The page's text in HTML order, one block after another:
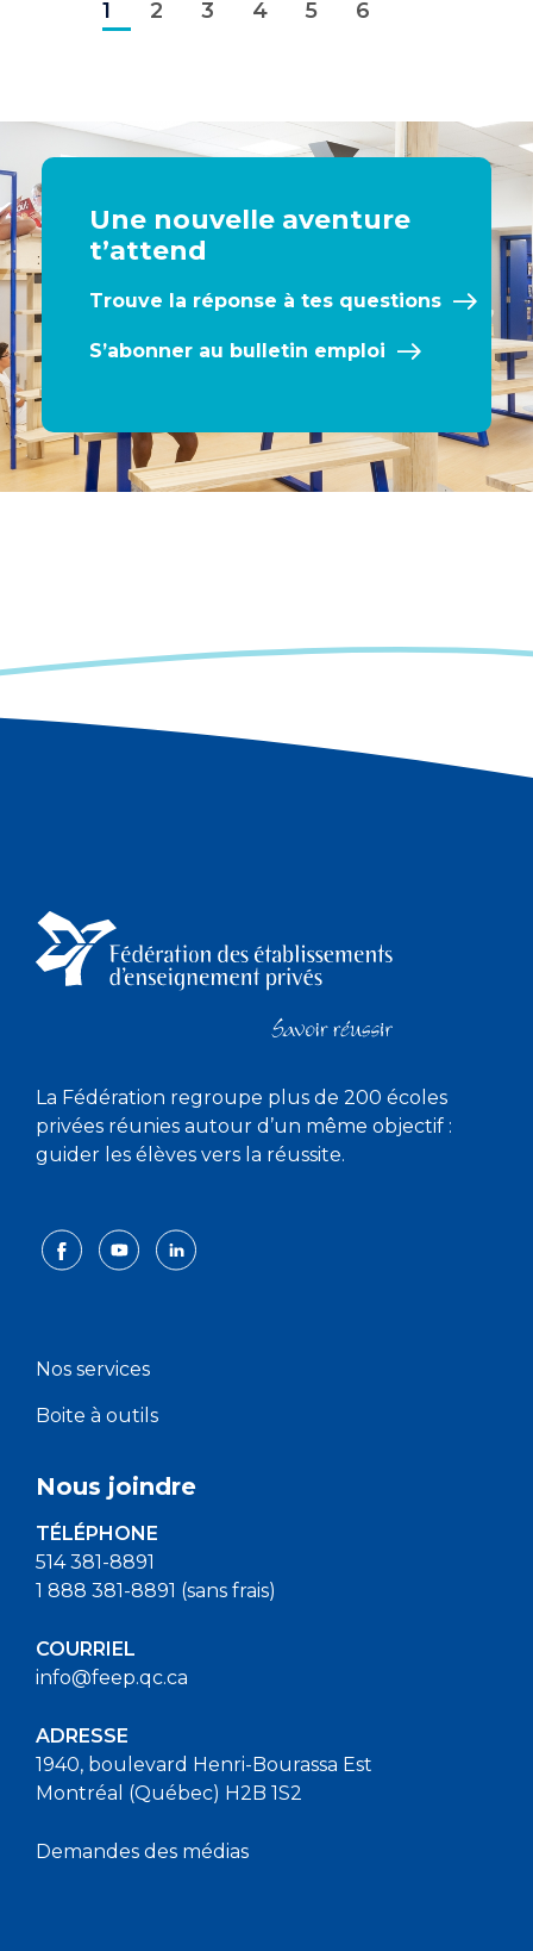
courante
1
2
3
4
5
6
Une nouvelle aventure
t’attend
Trouve la réponse à tes questions
S’abonner au bulletin emploi
La Fédération regroupe plus de 200 écoles
privées réunies autour d’un même objectif :
guider les élèves vers la réussite.
Nos services
Boite à outils
Nous joindre
TÉLÉPHONE
514 381-8891
1 888 381-8891 (sans frais)
COURRIEL
info@feep.qc.ca
ADRESSE
1940, boulevard Henri-Bourassa Est
Montréal (Québec) H2B 1S2
Demandes des médias